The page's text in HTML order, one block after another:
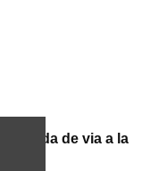
sortida de via a la